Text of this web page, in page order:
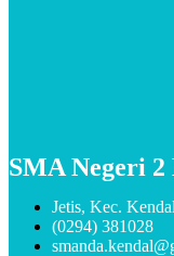
SMA Negeri 2
Jetis, Kec.
(0294) 381028